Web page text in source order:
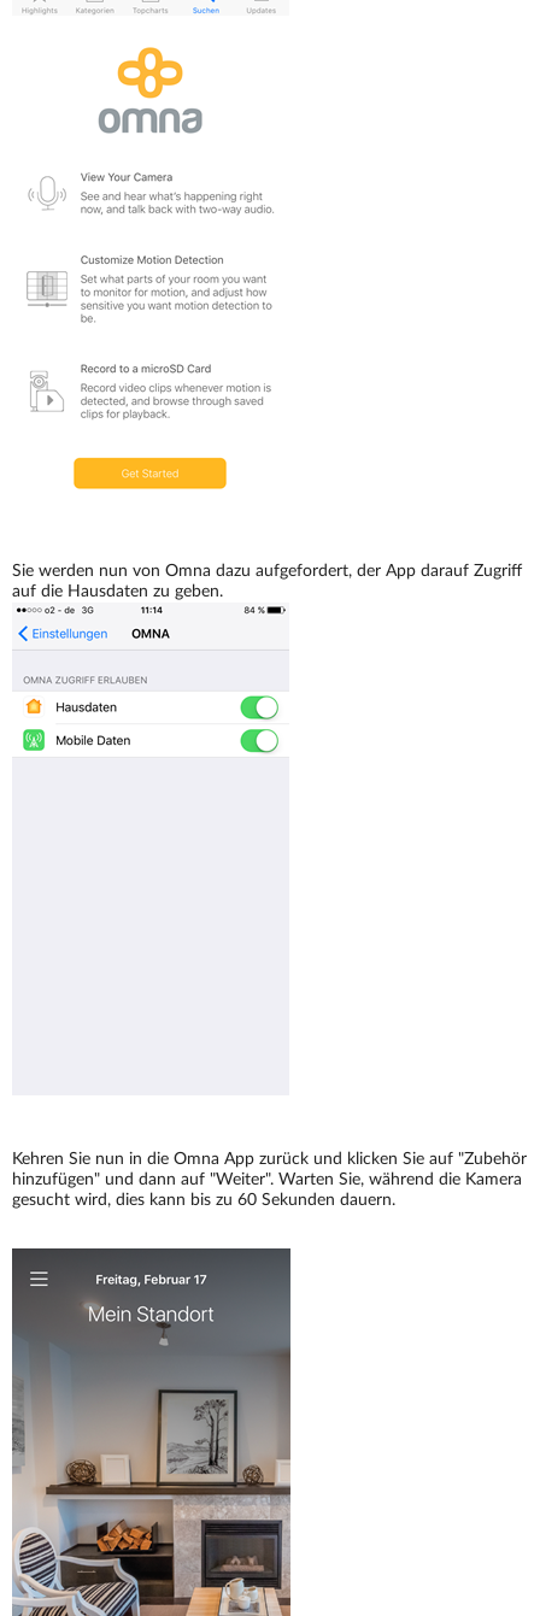
Sie werden nun von Omna dazu aufgefordert, der App darauf Zugriff
auf die Hausdaten zu geben.
Kehren Sie nun in die Omna App zurück und klicken Sie auf "Zubehör
hinzufügen" und dann auf "Weiter". Warten Sie, während die Kamera
gesucht wird, dies kann bis zu 60 Sekunden dauern.